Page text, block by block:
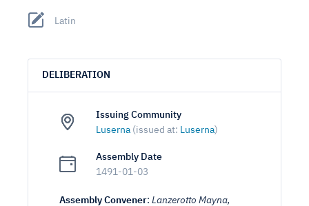
Latin
DELIBERATION
Issuing Community
Luserna (issued at: Luserna)
Assembly Date
1491-01-03
Assembly Convener: Lanzerotto Mayna,